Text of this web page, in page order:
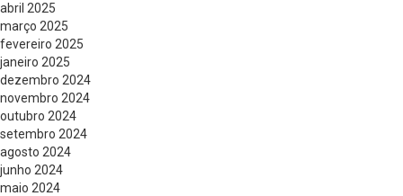
abril 2025
março 2025
fevereiro 2025
janeiro 2025
dezembro 2024
novembro 2024
outubro 2024
setembro 2024
agosto 2024
junho 2024
maio 2024